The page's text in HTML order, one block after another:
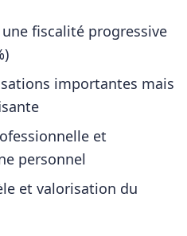
fiscalité progressive
importantes mais
et
personnel
et valorisation du